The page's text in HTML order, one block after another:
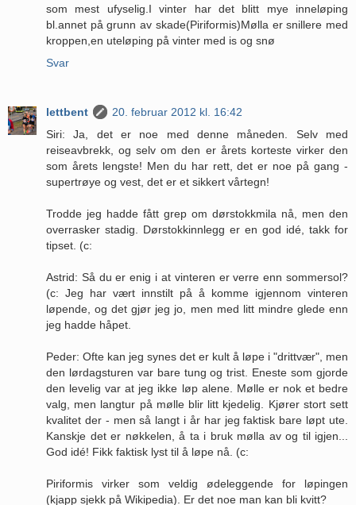
som mest ufyselig.I vinter har det blitt mye inneløping
bl.annet på grunn av skade(Piriformis)Mølla er snillere med
kroppen,en uteløping på vinter med is og snø
Svar
lettbent
20. februar 2012 kl. 16:42
Siri: Ja, det er noe med denne måneden. Selv med
reiseavbrekk, og selv om den er årets korteste virker den
som årets lengste! Men du har rett, det er noe på gang -
supertrøye og vest, det er et sikkert vårtegn!
Trodde jeg hadde fått grep om dørstokkmila nå, men den
overrasker stadig. Dørstokkinnlegg er en god idé, takk for
tipset. (c:
Astrid: Så du er enig i at vinteren er verre enn sommersol?
(c: Jeg har vært innstilt på å komme igjennom vinteren
løpende, og det gjør jeg jo, men med litt mindre glede enn
jeg hadde håpet.
Peder: Ofte kan jeg synes det er kult å løpe i "drittvær", men
den lørdagsturen var bare tung og trist. Eneste som gjorde
den levelig var at jeg ikke løp alene. Mølle er nok et bedre
valg, men langtur på mølle blir litt kjedelig. Kjører stort sett
kvalitet der - men så langt i år har jeg faktisk bare løpt ute.
Kanskje det er nøkkelen, å ta i bruk mølla av og til igjen...
God idé! Fikk faktisk lyst til å løpe nå. (c:
Piriformis virker som veldig ødeleggende for løpingen
(kjapp sjekk på Wikipedia). Er det noe man kan bli kvitt?